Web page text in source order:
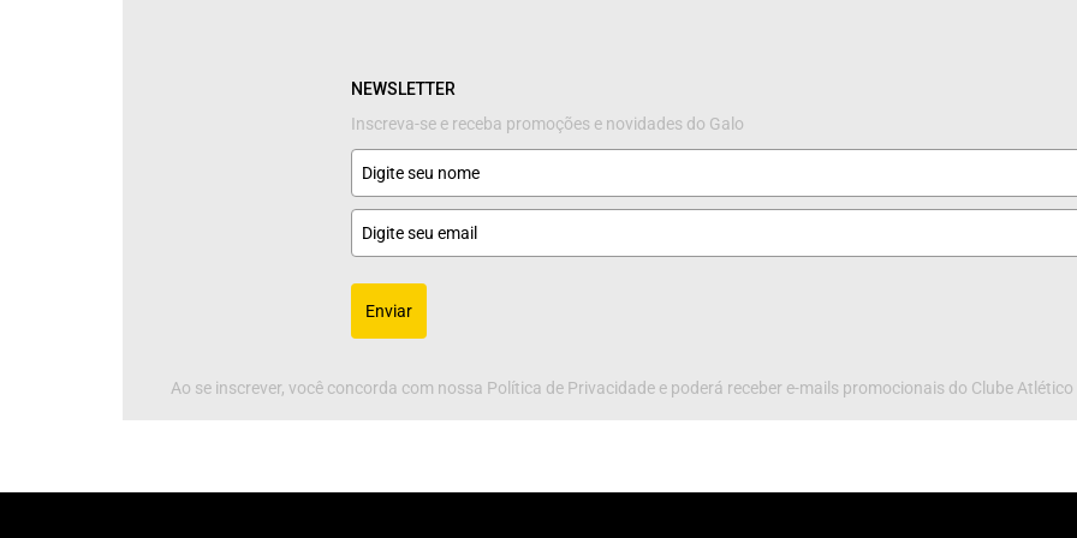
NEWSLETTER
Inscreva-se e receba promoções e novidades do Galo
Enviar
Ao se inscrever, você concorda com nossa Política de Privacidade e poderá receber e-mails promocionais do Clube Atlético